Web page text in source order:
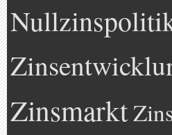
Zinsmarkt